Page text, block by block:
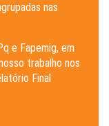
nas
e Fapemig, em
trabalho nos
Final